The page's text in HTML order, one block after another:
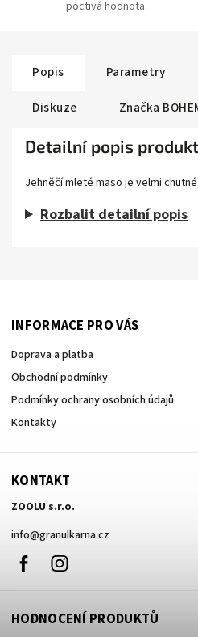
poctivá hodnota.
Popis Parametry
Diskuze
Značka
Detailní popis
Jehněčí mleté maso je velmi
Rozbalit detailní popis
INFORMACE PRO VÁS
Doprava a platba
Obchodní podmínky
Podmínky ochrany osobních údajů
Kontakty
KONTAKT
ZOOLU s.r.o.
info@granulkarna.cz
Facebook
HODNOCENÍ PRODUKTŮ